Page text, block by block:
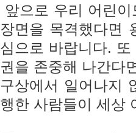
앞으로 우리 어린
장면을 목격했다면
심으로 바랍니다.
권을 존중해 나간다
구상에서 일어나지
행한 사람들이 세상